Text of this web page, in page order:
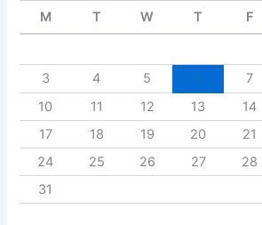
M T W T F
3
4 5 7
10
11 12 13 14
17
18 19 20 21
24
25 26 27 28
31